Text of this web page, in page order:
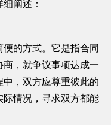
阐述：
的方式。它是指合同
，就争议事项达成一
，双方应尊重彼此的
情况，寻求双方都能